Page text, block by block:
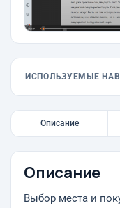
ИСПОЛЬЗУЕМЫЕ
Описание
Описание
Выбор места и